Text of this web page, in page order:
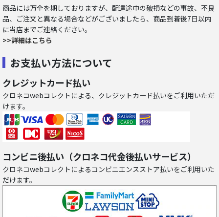
商品には万全を期しておりますが、配達途中の破損などの事故、不良
品、ご注文と異なる場合などがございましたら、商品到着後7日以内
に当店までご連絡ください。
>>詳細はこちら
お支払い方法について
クレジットカード払い
クロネコwebコレクトによる、クレジットカード払いをご利用いただ
けます。
コンビニ後払い（クロネコ代金後払いサービス）
クロネコwebコレクトによるコンビニエンスストア払いをご利用いた
だけます。